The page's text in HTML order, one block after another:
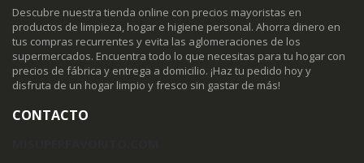
Descubre nuestra tienda online con precios mayoristas en
productos de limpieza, hogar e higiene personal. Ahorra dinero en
tus compras recurrentes y evita las aglomeraciones de los
supermercados. Encuentra todo lo que necesitas para tu hogar con
precios de fábrica y entrega a domicilio. ¡Haz tu pedido hoy y
disfruta de un hogar limpio y fresco sin gastar de más!
CONTACTO